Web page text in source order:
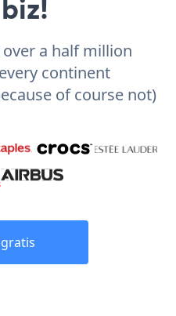
over a half million
continent
of course not)